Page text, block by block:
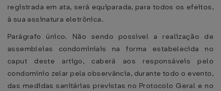
registrada em ata, será equiparada, para todos os efeitos,
à sua assinatura eletrônica.
Parágrafo único. Não sendo possível a realização de
assembleias condominiais na forma estabelecida no
caput deste artigo, caberá aos responsáveis pelo
condomínio zelar pela observância, durante todo o evento,
das medidas sanitárias previstas no Protocolo Geral e no